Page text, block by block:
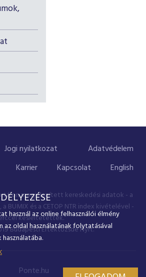
Jogi nyilatkozat
Adatvédelem
Karrier Kapcsolat English
megjelenített kereskedési adatok - a
a BUMIX és a CETOP NTR index kivételével -
késleltetettek.
Budapesti Értéktőzsde Nyrt.
Ponte.hu
használ az online felhasználói élmény
az oldal használatának folytatásával